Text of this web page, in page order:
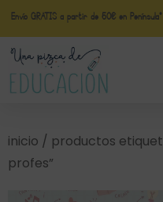
Envío GRATIS a partir de 50€ en
inicio / productos
profes”